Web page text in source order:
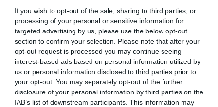
If you wish to opt-out of the sale, sharing to third parties, or
processing of your personal or sensitive information for
targeted advertising by us, please use the below opt-out
section to confirm your selection. Please note that after your
opt-out request is processed you may continue seeing
interest-based ads based on personal information utilized by
us or personal information disclosed to third parties prior to
your opt-out. You may separately opt-out of the further
disclosure of your personal information by third parties on the
IAB’s list of downstream participants. This information may
Oscar Foddai Thiesi
14 Predrag Radovanovic Coghinas Calcio 10
15 Augusto Bonivardi
Arzachena
Academy
16 Claudio Fadda Bosa 9